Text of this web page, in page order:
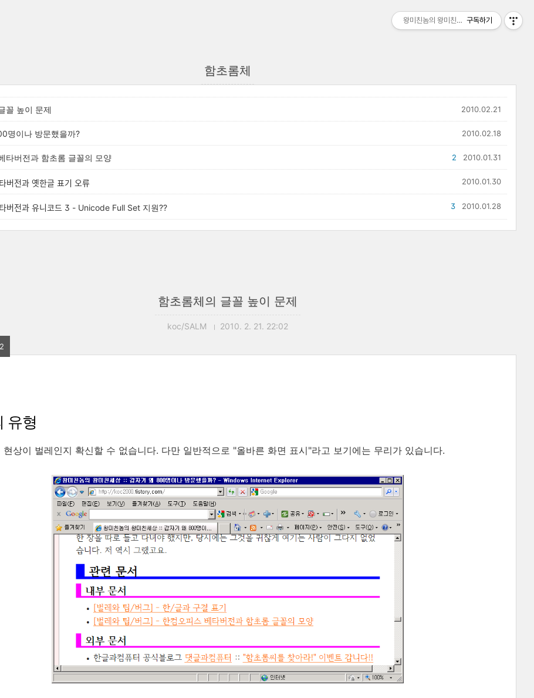
함초롬체
꼴 높이 문제 2010.02.21
명이나 방문했을까? 2010.02.18
타버전과 함초롬 글꼴의 모양 2010.01.31
2
타버전과 옛한글 표기 오류 2010.01.30
타버전과 유니코드 3 - Unicode Full Set 지원?? 2010.01.28
3
함초롬체의 글꼴 높이 문제
koc/SALM 2010. 2. 21. 22:02
유형
현상이 벌레인지 확신할 수 없습니다. 다만 일반적으로 "올바른 화면 표시"라고 보기에는 무리가 있습니다.
왕미친놈의 왕미친세상구독하기